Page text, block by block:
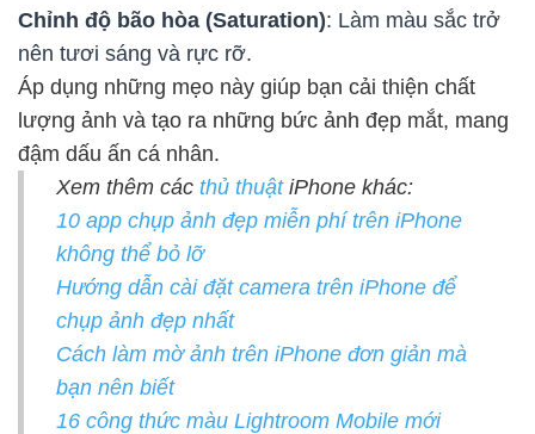
Chỉnh độ bão hòa (Saturation): Làm màu sắc trở
nên tươi sáng và rực rỡ.
Áp dụng những mẹo này giúp bạn cải thiện chất
lượng ảnh và tạo ra những bức ảnh đẹp mắt, mang
đậm dấu ấn cá nhân.
Xem thêm các thủ thuậtiPhone khác:
10 app chụp ảnh đẹp miễn phí trên iPhone
không thể bỏ lỡ
Hướng dẫn cài đặt camera trên iPhone để
chụp ảnh đẹp nhất
Cách làm mờ ảnh trên iPhone đơn giản mà
bạn nên biết
16 công thức màu Lightroom Mobile mới